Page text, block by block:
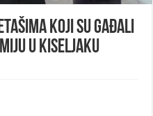
koji su gađali
u Kiseljaku